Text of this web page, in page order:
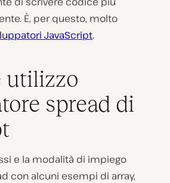
È, per questo, molto
JavaScript.
utilizzo
spread di
e la modalità di impiego
con alcuni esempi di array,